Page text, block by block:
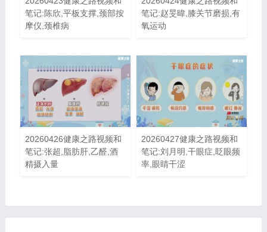
笔记:陈欣,平板支撑,颈部按
摩仪,颈椎病
笔记:赵旻暐,膝关节磨损,有
氧运动
20260426健康之路视频和
笔记:张超,脂肪肝,乙醛,酒
精摄入量
20260427健康之路视频和
笔记:刘月明,干眼症,眨眼频
率,眼睛干涩